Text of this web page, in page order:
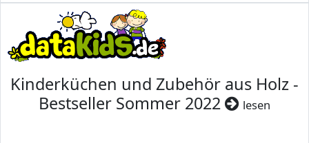
Kinderküchen und Zubehör aus Holz -
Bestseller Sommer 2022
lesen